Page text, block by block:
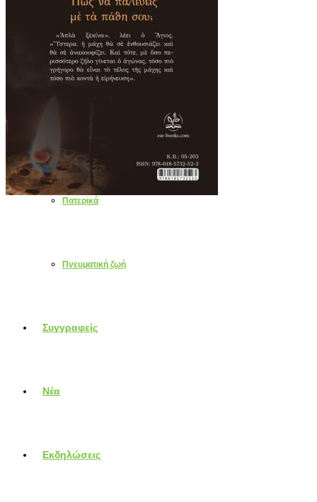
Επίκαιρα
Επιτραπέζια παιχνίδια
Πατερικά
Πνευματική ζωή
Συγγραφείς
Νέα
Εκδηλώσεις